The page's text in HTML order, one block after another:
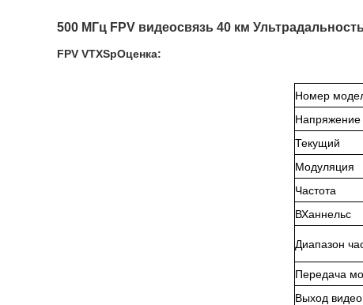
500 МГц FPV видеосвязь 40 км
FPV VTXSpОценка:
Номер
Напряжение
Текущий
Модуляция
Частота
ВХаннельс
Диапазон
Передача
Выход видео